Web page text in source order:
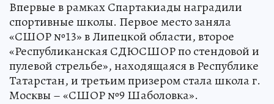
Впервые в рамках Спартакиады наградили
спортивные школы. Первое место заняла
«СШОР №13» в Липецкой области, второе
«Республиканская СДЮСШОР по стендовой и
пулевой стрельбе», находящаяся в Республике
Татарстан, и третьим призером стала школа г.
Москвы – «СШОР №9 Шаболовка».